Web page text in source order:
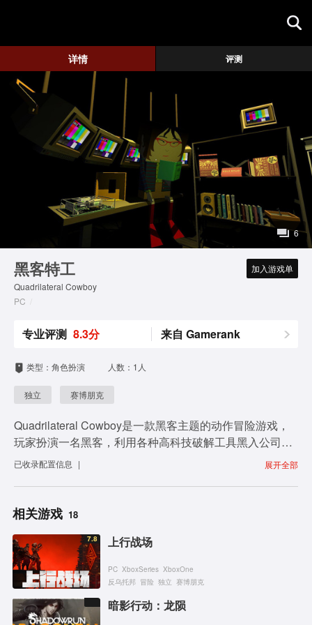
游戏评测
地图攻略
详情 评测
6
黑客特工
Quadrilateral Cowboy
PC
加入游戏单
专业评测 8.3分 来自 Gamerank
类型：角色扮演 人数：1人
独立 赛博朋克
Quadrilateral Cowboy是一款黑客主题的动作冒险游戏，
玩家扮演一名黑客，利用各种高科技破解工具黑入公司窃
取资料，并接受各种委托人的任务，从而获取回报。游戏
了玩家很大的视觉冲击，喜欢潜入类冒险风格游戏的玩家
们不妨试试吧！
已收录配置信息 | 展开全部
相关游戏 18
7.8 上行战场
PC XboxSeries XboxOne
反乌托邦 冒险 独立 赛博朋克
暗影行动：龙陨